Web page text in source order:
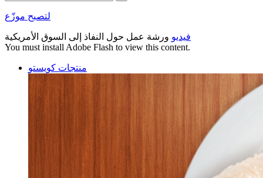
لتصبح موزّع
فيديو ورشة عمل حول النفاذ إلى السوق الأمريكية
You must install Adobe Flash to view this content.
منتجات كويستو